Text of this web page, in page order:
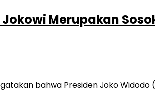
Merupakan
bahwa Presiden Joko